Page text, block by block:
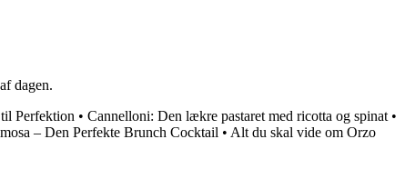
dagen.
Perfektion • Cannelloni: Den lækre pastaret med ricotta og spinat •
– Den Perfekte Brunch Cocktail • Alt du skal vide om Orzo